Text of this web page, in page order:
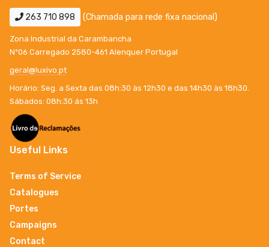
263 710 898 (Chamada para rede fixa nacional)
Zona Industrial da Carambancha
Nº06 Carregado 2580-461 Alenquer Portugal
geral@luxivo.pt
Horário: Seg. a Sexta das 08h:30 às 12h30 e das 14h30 às 18h30.
Sábados: 08h:30 ás 13h
Useful Links
Terms of Service
Catalogues
Portes
Campaigns
Contact